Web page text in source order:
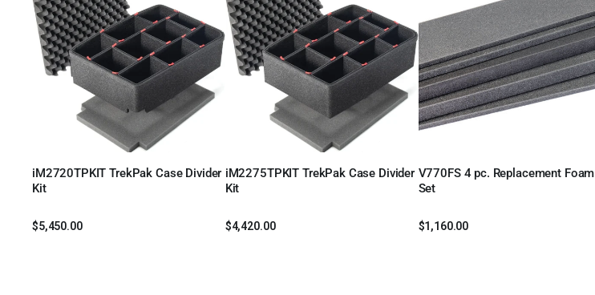
iM2720TPKIT TrekPak Case Divider
Kit
$5,450.00
iM2275TPKIT TrekPak Case Divider
Kit
$4,420.00
V770FS 4 pc. Replacement Foam
SetLeer más
$1,160.00